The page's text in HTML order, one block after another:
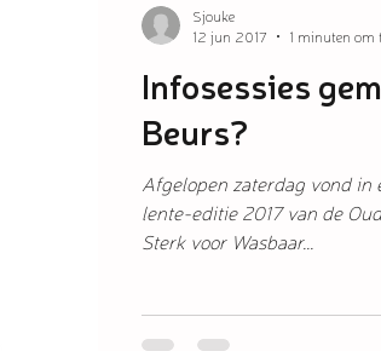
Infosessies
Beurs?
Afgelopen zaterdag vond in
lente-editie 2017 van de
Sterk voor Wasbaar...
Sjouke
12 jun 2017
1 minuten om